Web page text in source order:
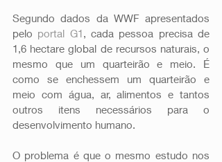
Segundo dados da WWF apresentados
pelo portal G1, cada pessoa precisa de
1,6 hectare global de recursos naturais, o
mesmo que um quarteirão e meio. É
como se enchessem um quarteirão e
meio com água, ar, alimentos e tantos
outros itens necessários para o
desenvolvimento humano.
O problema é que o mesmo estudo nos